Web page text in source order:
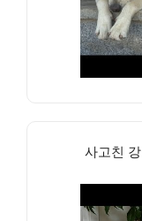
사고친